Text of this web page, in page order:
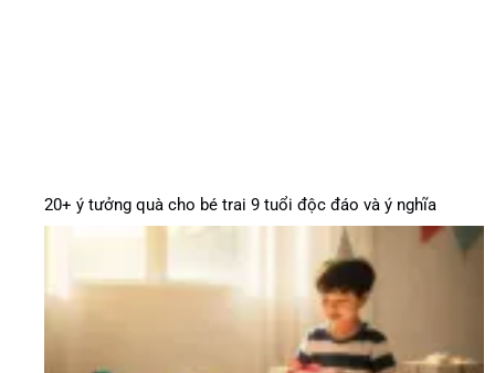
20+ ý tưởng quà cho bé trai 9 tuổi độc đáo và ý nghĩa